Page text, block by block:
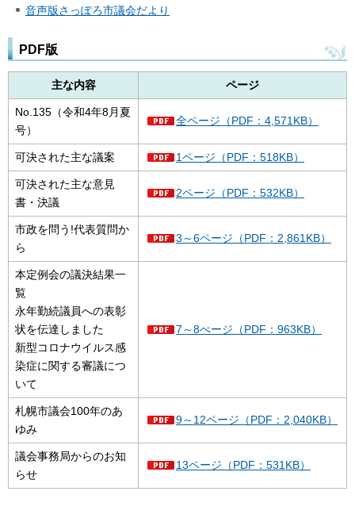
音声版さっぽろ市議会だより
PDF版
主な内容 ページ
No.135（令和4年8月夏
号）
全ページ（PDF：4,571KB）
可決された主な議案 1ページ（PDF：518KB）
可決された主な意見
書・決議
2ページ（PDF：532KB）
市政を問う!代表質問か
ら
3～6ページ（PDF：2,861KB）
本定例会の議決結果一
覧
永年勤続議員への表彰
状を伝達しました
新型コロナウイルス感
染症に関する審議につ
いて
7～8ぺージ（PDF：963KB）
札幌市議会100年のあ
ゆみ
9～12ページ（PDF：2,040KB）
議会事務局からのお知
らせ
13ページ（PDF：531KB）